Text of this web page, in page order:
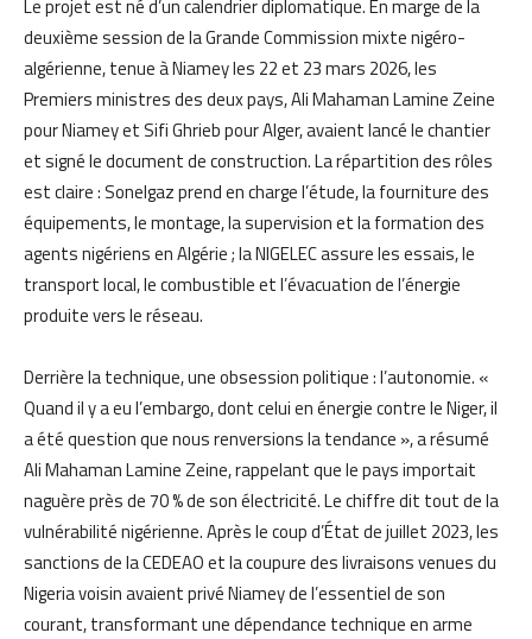
Le projet est né d’un calendrier diplomatique. En marge de la
deuxième session de la Grande Commission mixte nigéro-
algérienne, tenue à Niamey les 22 et 23 mars 2026, les
Premiers ministres des deux pays, Ali Mahaman Lamine Zeine
pour Niamey et Sifi Ghrieb pour Alger, avaient lancé le chantier
et signé le document de construction. La répartition des rôles
est claire : Sonelgaz prend en charge l’étude, la fourniture des
équipements, le montage, la supervision et la formation des
agents nigériens en Algérie ; la NIGELEC assure les essais, le
transport local, le combustible et l’évacuation de l’énergie
produite vers le réseau.
Derrière la technique, une obsession politique : l’autonomie. «
Quand il y a eu l’embargo, dont celui en énergie contre le Niger, il
a été question que nous renversions la tendance », a résumé
Ali Mahaman Lamine Zeine, rappelant que le pays importait
naguère près de 70 % de son électricité. Le chiffre dit tout de la
vulnérabilité nigérienne. Après le coup d’État de juillet 2023, les
sanctions de la CEDEAO et la coupure des livraisons venues du
Nigeria voisin avaient privé Niamey de l’essentiel de son
courant, transformant une dépendance technique en arme